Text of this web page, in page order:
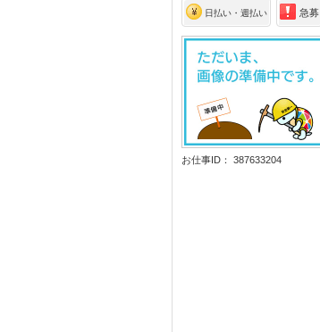
日払い・週払い 急募
お仕事ID： 387633204